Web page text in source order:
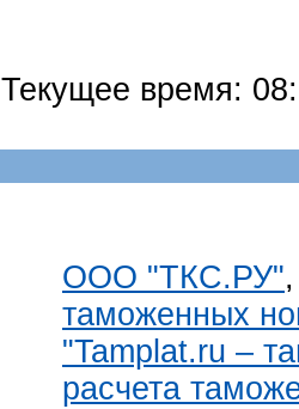
Текущее время:
ООО "ТКС.РУ"
таможенных
"Tamplat.ru –
расчета